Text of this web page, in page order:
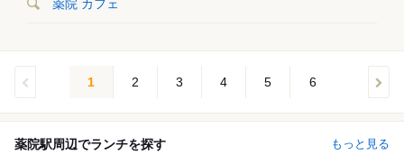
薬院 カフェ
1 2 3 4 5 6
薬院駅周辺でランチを探す もっと見る